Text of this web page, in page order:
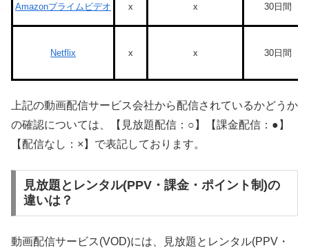
Amazonプライムビデオ x x 30日間
Netflix x x 30日間
上記の動画配信サービス会社から配信されているかどうか
の確認については、【見放題配信：○】【課金配信：●】
【配信なし：×】で表記しております。
見放題とレンタル(PPV・課金・ポイント制)の
違いは？
動画配信サービス(VOD)には、見放題とレンタル(PPV・